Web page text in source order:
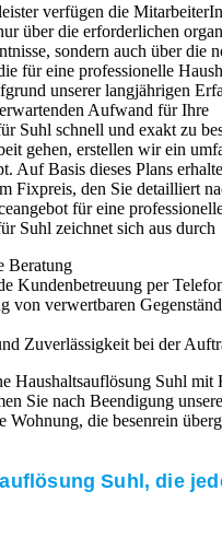
verfügen die
über die erforderlichen
sondern auch über die
für eine professionelle
unserer langjährigen
Aufwand für Ihre
Suhl schnell und exakt zu
gehen, erstellen wir ein
Auf Basis dieses Plans
Fixpreis, den Sie detailliert
für eine
Suhl zeichnet sich aus durch
Beratung
Kundenbetreuung per
von verwertbaren
Zuverlässigkeit bei der
Haushaltsauflösung Suhl mit
Sie nach Beendigung
Wohnung, die besenrein
Suhl, die